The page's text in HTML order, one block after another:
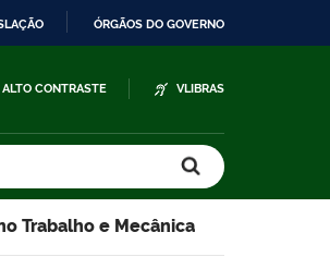
ÓRGÃOS DO GOVERNO
ALTO CONTRASTE VLIBRAS
Trabalho e Mecânica